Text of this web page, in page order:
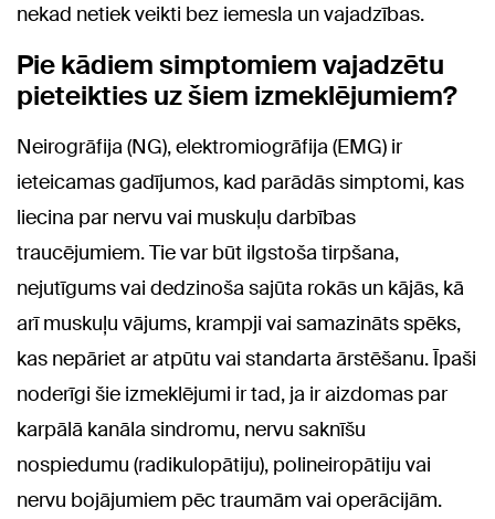
nekad netiek veikti bez iemesla un vajadzības.
Pie kādiem simptomiem vajadzētu
pieteikties uz šiem izmeklējumiem?
Neirogrāfija (NG), elektromiogrāfija (EMG) ir
ieteicamas gadījumos, kad parādās simptomi, kas
liecina par nervu vai muskuļu darbības
traucējumiem. Tie var būt ilgstoša tirpšana,
nejutīgums vai dedzinoša sajūta rokās un kājās, kā
arī muskuļu vājums, krampji vai samazināts spēks,
kas nepāriet ar atpūtu vai standarta ārstēšanu. Īpaši
noderīgi šie izmeklējumi ir tad, ja ir aizdomas par
karpālā kanāla sindromu, nervu saknīšu
nospiedumu (radikulopātiju), polineiropātiju vai
nervu bojājumiem pēc traumām vai operācijām.